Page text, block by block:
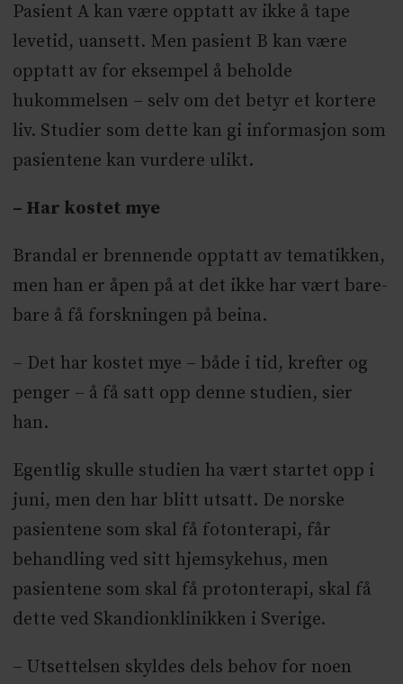
Pasient A kan være opptatt av ikke å tape
levetid, uansett. Men pasient B kan være
opptatt av for eksempel å beholde
hukommelsen – selv om det betyr et kortere
liv. Studier som dette kan gi informasjon som
pasientene kan vurdere ulikt.
– Har kostet mye
Brandal er brennende opptatt av tematikken,
men han er åpen på at det ikke har vært bare-
bare å få forskningen på beina.
– Det har kostet mye – både i tid, krefter og
penger – å få satt opp denne studien, sier
han.
Egentlig skulle studien ha vært startet opp i
juni, men den har blitt utsatt. De norske
pasientene som skal få fotonterapi, får
behandling ved sitt hjemsykehus, men
pasientene som skal få protonterapi, skal få
dette ved Skandionklinikken i Sverige.
– Utsettelsen skyldes dels behov for noen